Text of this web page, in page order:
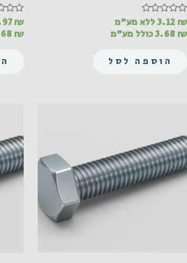
דורג
מתוך
3.12 ₪
ללא מע"מ
3.68 ₪ כולל מע"מ
הוספה לסל
דורג
מתוך
₪
₪